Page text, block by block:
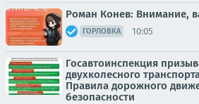
Роман Конев: Внимание,
ГОРЛОВКА 10:05
Госавтоинспекция
двухколесного
Правила дорожного
безопасности